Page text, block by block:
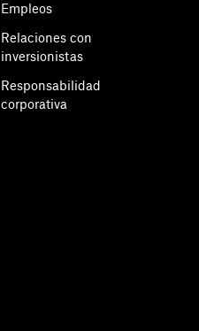
Empleos
Relaciones con
inversionistas
Responsabilidad
corporativa